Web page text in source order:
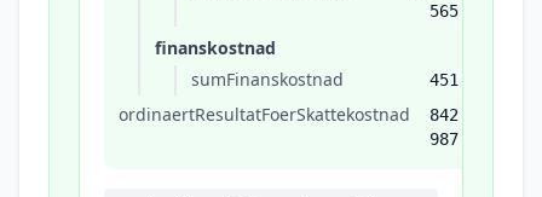
565
finanskostnad
sumFinanskostnad
451
ordinaertResultatFoerSkattekostnad
842
987